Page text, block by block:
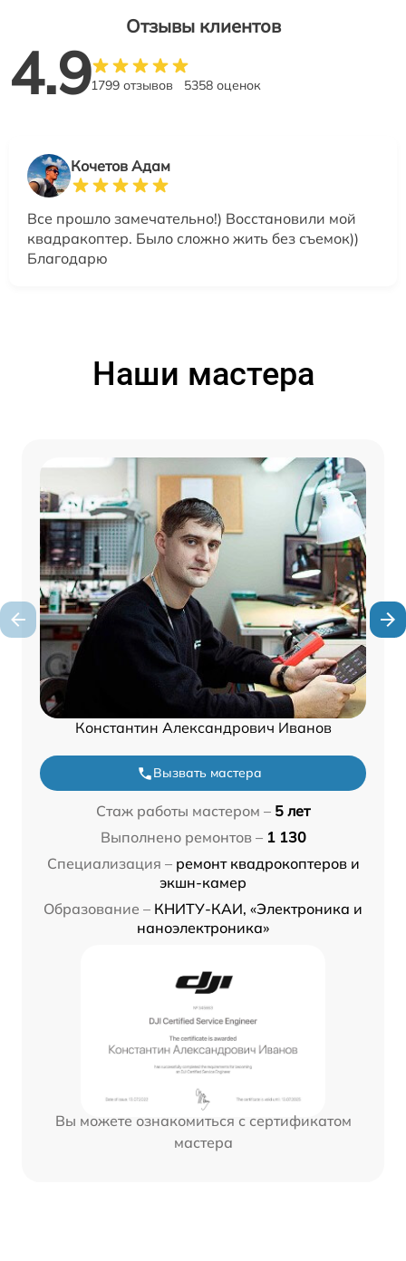
Отзывы клиентов
4.91799 отзывов 5358 оценок
Кочетов Адам
Все прошло замечательно!) Восстановили мой
квадракоптер. Было сложно жить без съемок))
Благодарю
Наши мастера
Константин Александрович Иванов
Вызвать мастера
Стаж работы мастером – 5 лет
Выполнено ремонтов – 1 130
Специализация – ремонт квадрокоптеров и
экшн-камер
Образование – КНИТУ-КАИ, «Электроника и
наноэлектроника»
Вы можете ознакомиться с сертификатом
мастера